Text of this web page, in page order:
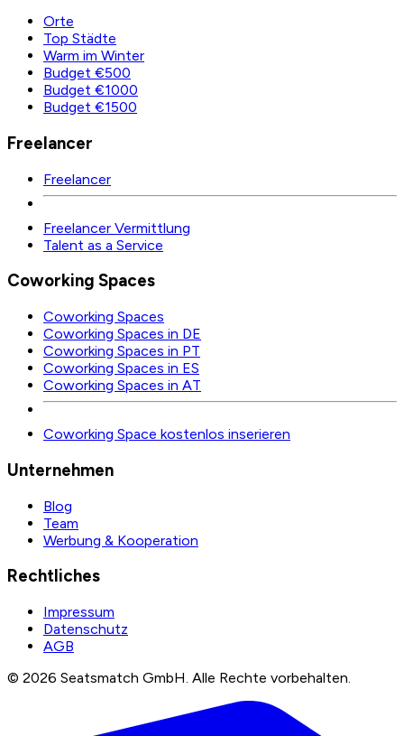
Orte
Top Städte
Warm im Winter
Budget €500
Budget €1000
Budget €1500
Freelancer
Freelancer
Freelancer Vermittlung
Talent as a Service
Coworking Spaces
Coworking Spaces
Coworking Spaces in DE
Coworking Spaces in PT
Coworking Spaces in ES
Coworking Spaces in AT
Coworking Space kostenlos inserieren
Unternehmen
Blog
Team
Werbung & Kooperation
Rechtliches
Impressum
Datenschutz
AGB
© 2026 Seatsmatch GmbH. Alle Rechte vorbehalten.